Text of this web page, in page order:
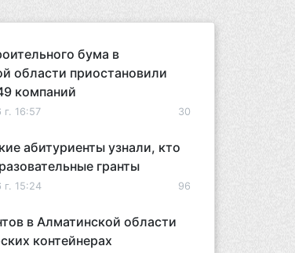
бума в
области приостановили
компаний
г. 16:57 30
абитуриенты узнали, кто
гранты
г. 15:24 96
в Алматинской области
контейнерах